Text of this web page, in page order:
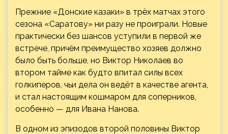
Прежние «Донские казаки» в трёх матчах этого
сезона «Саратову» ни разу не проиграли. Новые
практически без шансов уступили в первой же
встрече, причём преимущество хозяев должно
было быть больше, но Виктор Николаев во
втором тайме как будто впитал силы всех
голкиперов, чьи дела он ведёт в качестве агента,
и стал настоящим кошмаром для соперников,
особенно — для Ивана Нанова.
В одном из эпизодов второй половины Виктор